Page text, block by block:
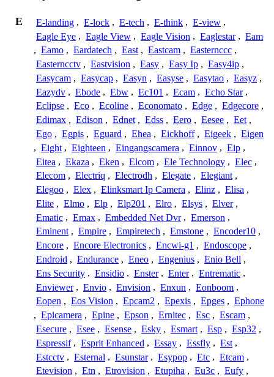
E E-landing , E-lock , E-tech , E-think , E-view ,
Eagle Eye , Eagle View , Eagle Vision , Eaglestar , Eam
, Eamo , Eardatech , East , Eastcam , Easternccc ,
Easterncctv , Eastvision , Easy , Easy Ip , Easy4ip ,
Easycam , Easycap , Easyn , Easyse , Easytao , Easyz ,
Eazydv , Ebode , Ebw , Ec101 , Ecam , Echo Star ,
Eclipse , Eco , Ecoline , Economato , Edge , Edgecore ,
Edimax , Edison , Ednet , Edss , Eero , Eesee , Eet ,
Ego , Egpis , Eguard , Ehea , Eickhoff , Eigeek , Eigen
, Eight , Eighteen , Eingangscamera , Einnov , Eip ,
Eitea , Ekaza , Eken , Elcom , Ele Technology , Elec ,
Elecom , Electriq , Electrodh , Elegate , Elegiant ,
Elegoo , Elex , Elinksmart Ip Camera , Elinz , Elisa ,
Elite , Elmo , Elp , Elp201 , Elro , Elsys , Elver ,
Ematic , Emax , Embedded Net Dvr , Emerson ,
Eminent , Empire , Empiretech , Emstone , Encoder10 ,
Encore , Encore Electronics , Encwi-g1 , Endoscope ,
Endroid , Endurance , Eneo , Engenius , Enio Bell ,
Ens Security , Ensidio , Enster , Enter , Entrematic ,
Enviewer , Envio , Envision , Enxun , Eonboom ,
Eopen , Eos Vision , Epcam2 , Epexis , Epges , Ephone
, Epicamera , Epine , Epson , Ernitec , Esc , Escam ,
Esecure , Esee , Esense , Esky , Esmart , Esp , Esp32 ,
Espressif , Esprit Enhanced , Essay , Essfly , Est ,
Estcctv , Esternal , Esunstar , Esypop , Etc , Etcam ,
Etevision , Etn , Etrovision , Etupiha , Eu3c , Eufy ,